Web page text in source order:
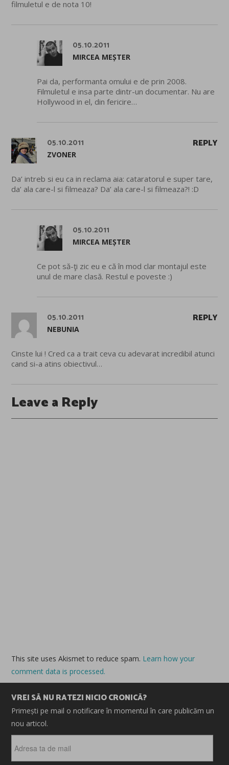
filmuletul e de nota 10!
05.10.2011
MIRCEA MEȘTER
Pai da, performanta omului e de prin 2008.
Filmuletul e insa parte dintr-un documentar. Nu are
Hollywood in el, din fericire…
REPLY
05.10.2011
ZVONER
Da’ intreb si eu ca in reclama aia: cataratorul e super tare,
da’ ala care-l si filmeaza? Da’ ala care-l si filmeaza?! :D
05.10.2011
MIRCEA MEȘTER
Ce pot să-ţi zic eu e că în mod clar montajul este
unul de mare clasă. Restul e poveste :)
REPLY
05.10.2011
NEBUNIA
Cinste lui ! Cred ca a trait ceva cu adevarat incredibil atunci
cand si-a atins obiectivul…
Leave a Reply
This site uses Akismet to reduce spam. Learn how your
comment data is processed.
VREI SĂ NU RATEZI NICIO CRONICĂ?
Primești pe mail o notificare în momentul în care publicăm un
nou articol.
ta
de